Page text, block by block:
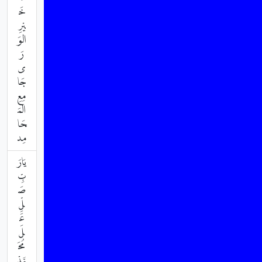
خَ
يْرِ
الوَ
رَ
ى
جَا
مِعِ
المَ
حَا
مِد
يَارَ
بِّ
صَ
لِّ
عَ
لَ
مُحَ